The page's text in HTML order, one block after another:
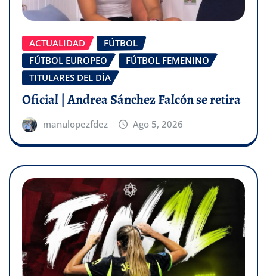
ACTUALIDAD
FÚTBOL
FÚTBOL EUROPEO
FÚTBOL FEMENINO
TITULARES DEL DÍA
Oficial | Andrea Sánchez Falcón se retira
manulopezfdez Ago 5, 2026